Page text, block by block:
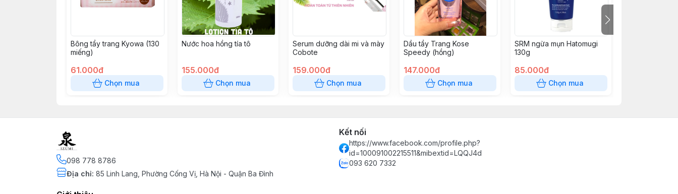
Bông tẩy trang Kyowa (130
miếng)
61.000đ
Chọn mua
Nước hoa hồng tía tô
155.000đ
Chọn mua
Serum dưỡng dài mi và mày
Cobote
159.000đ
Chọn mua
Dầu tẩy Trang Kose
Speedy (hồng)
147.000đ
Chọn mua
SRM ngừa mụn Hatomugi
130g
85.000đ
Chọn mua
098 778 8786
Địa chỉ: 85 Linh Lang, Phường Cống Vị, Hà Nội - Quận Ba Đình
Kết nối
https://www.facebook.com/profile.php?
id=100091002215511&mibextid=LQQJ4d
093 620 7332